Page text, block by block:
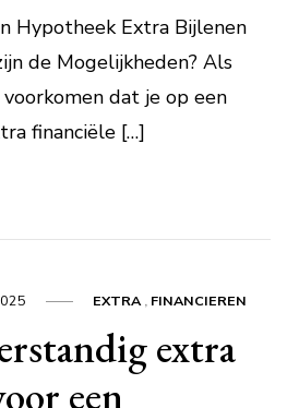
Hypotheek Extra Bijlenen
de Mogelijkheden? Als
dat je op een
financiële […]
EXTRA, FINANCIEREN
extra
een